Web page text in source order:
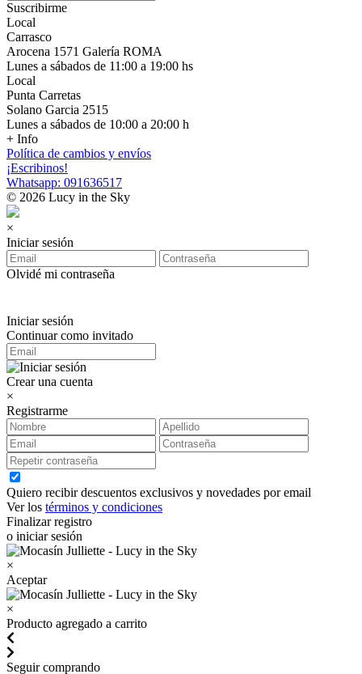
Suscribirme
Local
Carrasco
Arocena 1571 Galería ROMA
Lunes a sábados de 11:00 a 19:00 hs
Local
Punta Carretas
Solano Garcia 2515
Lunes a sábados de 10:00 a 20:00 h
+ Info
Política de cambios y envíos
¡Escribinos!
Whatsapp: 091636517
© 2026 Lucy in the Sky
×
Iniciar sesión
Olvidé mi contraseña
Iniciar sesión
Continuar como invitado
Crear una cuenta
×
Registrarme
Quiero recibir descuentos exclusivos y novedades por email
Ver los términos y condiciones
Finalizar registro
o iniciar sesión
×
Aceptar
×
Producto agregado a carrito
Seguir comprando